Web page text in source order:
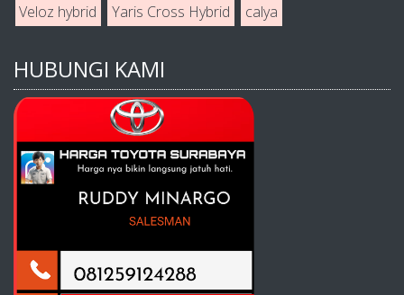
Veloz hybrid
Yaris Cross Hybrid calya
HUBUNGI KAMI